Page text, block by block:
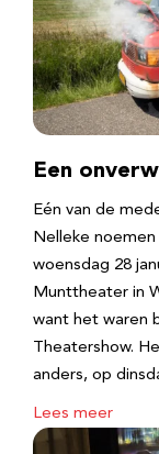
Een
Eén van de
Nelleke
woensdag 28
Munttheater in
want het waren
Theatershow.
anders, op
Lees meer